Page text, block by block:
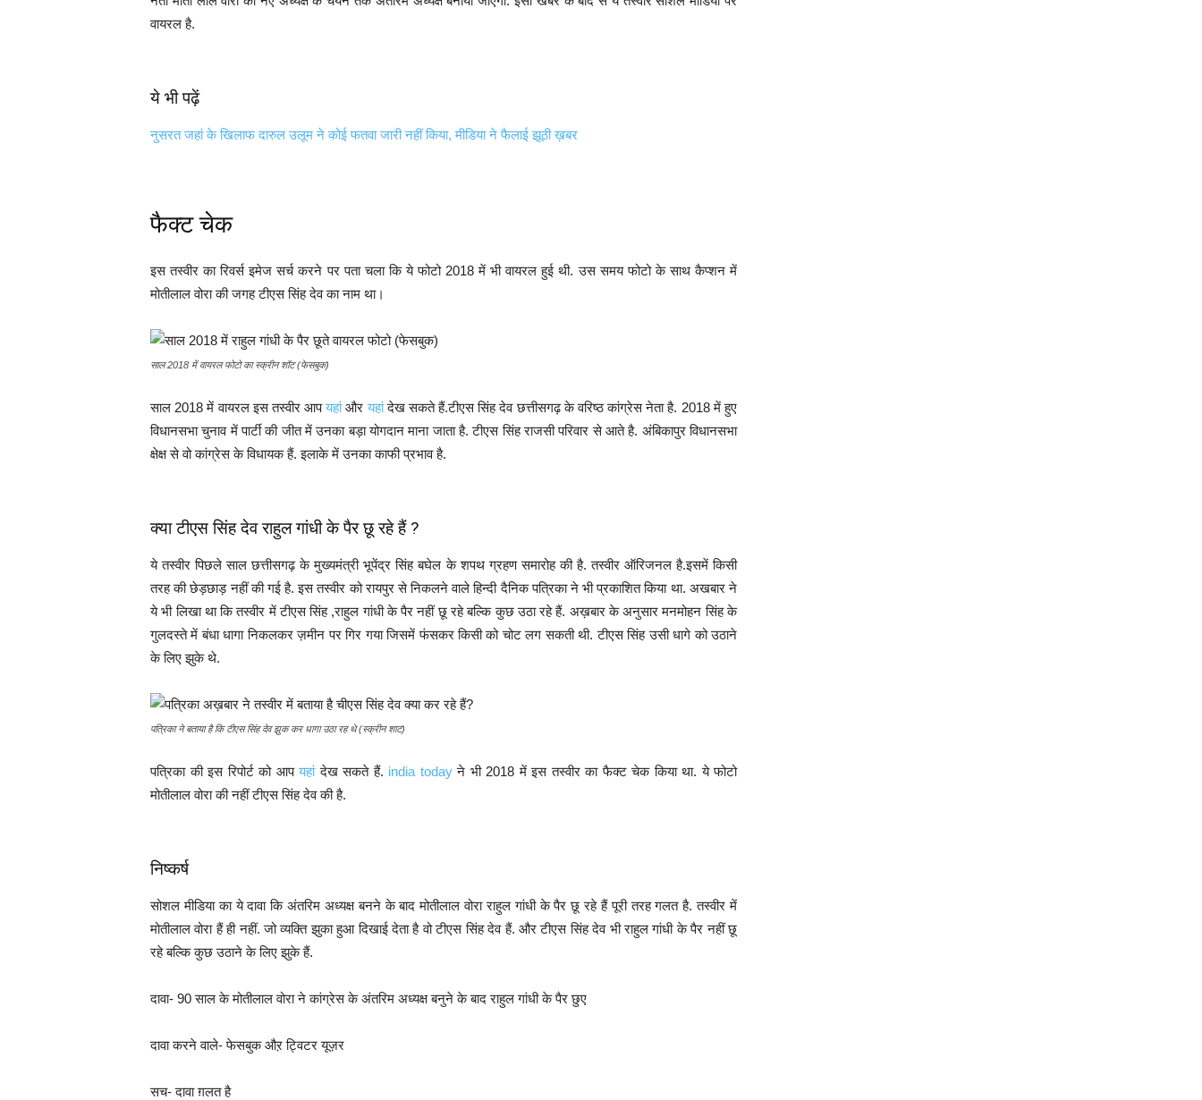
वायरल है.
ये भी पढ़ें
नुसरत जहां के खिलाफ दारुल उलूम ने कोई फतवा जारी नहीं किया, मीडिया ने फैलाई झूठी ख़बर
फैक्ट चेक
इस तस्वीर का रिवर्स इमेज सर्च करने पर पता चला कि ये फोटो 2018 में भी वायरल हुई थी. उस समय फोटो के साथ कैप्शन में
मोतीलाल वोरा की जगह टीएस सिंह देव का नाम था।
साल 2018 में वायरल फोटो का स्क्रीन शॉट (फेसबुक)
साल 2018 में वायरल इस तस्वीर आपयहांऔरयहांदेख सकते हैं.टीएस सिंह देव छत्तीसगढ़ के वरिष्ठ कांग्रेस नेता है. 2018 में हुए
विधानसभा चुनाव में पार्टी की जीत में उनका बड़ा योगदान माना जाता है. टीएस सिंह राजसी परिवार से आते है. अंबिकापुर विधानसभा
क्षेक्ष से वो कांग्रेस के विधायक हैं. इलाके में उनका काफी प्रभाव है.
क्या टीएस सिंह देव राहुल गांधी के पैर छू रहे हैं ?
ये तस्वीर पिछले साल छत्तीसगढ़ के मुख्यमंत्री भूपेंद्र सिंह बघेल के शपथ ग्रहण समारोह की है. तस्वीर ऑरिजनल है.इसमें किसी
तरह की छेड़छाड़ नहीं की गई है. इस तस्वीर को रायपुर से निकलने वाले हिन्दी दैनिक पत्रिका ने भी प्रकाशित किया था. अखबार ने
ये भी लिखा था कि तस्वीर में टीएस सिंह ,राहुल गांधी के पैर नहीं छू रहे बल्कि कुछ उठा रहे हैं. अख़बार के अनुसार मनमोहन सिंह के
गुलदस्ते में बंधा धागा निकलकर ज़मीन पर गिर गया जिसमें फंसकर किसी को चोट लग सकती थी. टीएस सिंह उसी धागे को उठाने
के लिए झुके थे.
पत्रिका ने बताया है कि टीएस सिंह देव झुक कर धागा उठा रह थे (स्क्रीन शाट)
पत्रिका की इस रिपोर्ट को आपयहांदेख सकते हैं. india todayने भी 2018 में इस तस्वीर का फैक्ट चेक किया था. ये फोटो
मोतीलाल वोरा की नहीं टीएस सिंह देव की है.
निष्कर्ष
सोशल मीडिया का ये दावा कि अंतरिम अध्यक्ष बनने के बाद मोतीलाल वोरा राहुल गांधी के पैर छू रहे हैं पूरी तरह गलत है. तस्वीर में
मोतीलाल वोरा हैं ही नहीं. जो व्यक्ति झुका हुआ दिखाई देता है वो टीएस सिंह देव हैं. और टीएस सिंह देव भी राहुल गांधी के पैर नहीं छू
रहे बल्कि कुछ उठाने के लिए झुके हैं.
दावा- 90 साल के मोतीलाल वोरा ने कांग्रेस के अंतरिम अध्यक्ष बनुने के बाद राहुल गांधी के पैर छुए
दावा करने वाले- फेसबुक औऱ ट्विटर यूज़र
सच- दावा ग़लत है